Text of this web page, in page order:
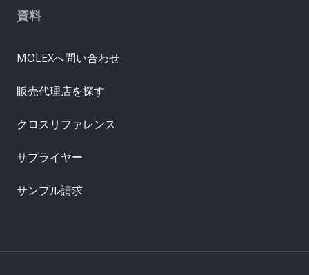
資料
MOLEXへ問い合わせ
販売代理店を探す
クロスリファレンス
サプライヤー
サンプル請求